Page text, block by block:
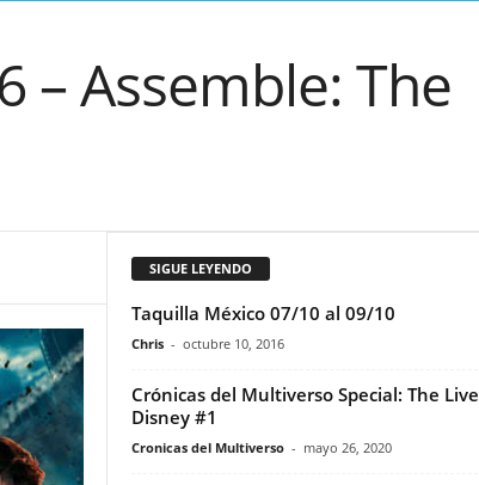
– Assemble: The
SIGUE LEYENDO
Taquilla México 07/10 al 09/10
Chris - octubre 10, 2016
Crónicas del Multiverso Special: The Live
Disney #1
Cronicas del Multiverso - mayo 26, 2020